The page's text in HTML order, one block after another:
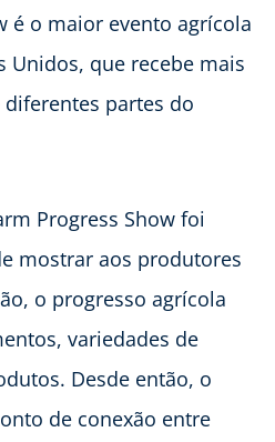
é o maior evento agrícola
Unidos, que recebe mais
partes do
Progress Show foi
mostrar aos produtores
o progresso agrícola
variedades de
Desde então, o
de conexão entre